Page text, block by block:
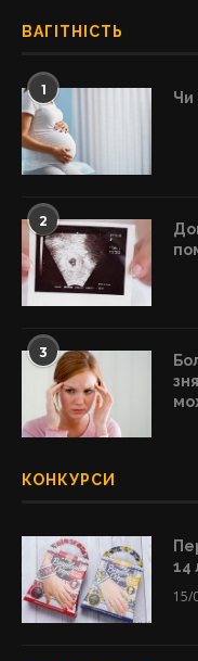
ВАГІТНІСТЬ
1 Чи
2
3
КОНКУРСИ
14
15/